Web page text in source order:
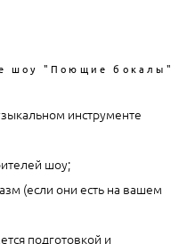
шоу "Поющие бокалы"
инструменте
шоу;
(если они есть на вашем
подготовкой и